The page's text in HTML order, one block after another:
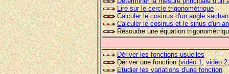
Lire sur le cercle trigonométrique
Calculer le cosinus d'un angle
Calculer le cosinus et le sinus d'un
Résoudre une équation
Dériver les fonctions usuelles
Dériver une fonction(vidéo 1,vidéo 2
Étudier les variations d'une fonction